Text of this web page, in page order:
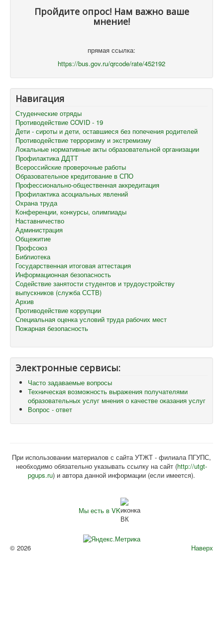
Пройдите опрос! Нам важно ваше
мнение!
прямая ссылка:
https://bus.gov.ru/qrcode/rate/452192
Навигация
Студенческие отряды
Противодействие COVID - 19
Дети - сироты и дети, оставшиеся без попечения родителей
Противодействие терроризму и экстремизму
Локальные нормативные акты образовательной организации
Профилактика ДДТТ
Всероссийские проверочные работы
Образовательное кредитование в СПО
Профессионально-общественная аккредитация
Профилактика асоциальных явлений
Охрана труда
Конференции, конкурсы, олимпиады
Наставничество
Администрация
Общежитие
Профсоюз
Библиотека
Государственная итоговая аттестация
Информационная безопасность
Содействие занятости студентов и трудоустройству
выпускников (служба ССТВ)
Архив
Противодействие коррупции
Специальная оценка условий труда рабочих мест
Пожарная безопасность
Электронные сервисы:
Часто задаваемые вопросы
Техническая возможность выражения получателями
образовательных услуг мнения о качестве оказания услуг
Вопрос - ответ
При использовании материалов с сайта УТЖТ - филиала ПГУПС,
необходимо обязательно указывать ссылку на сайт (http://utgt-
pgups.ru) и автора данной информации (если имеется).
Мы есть в VK
Наверх
© 2026